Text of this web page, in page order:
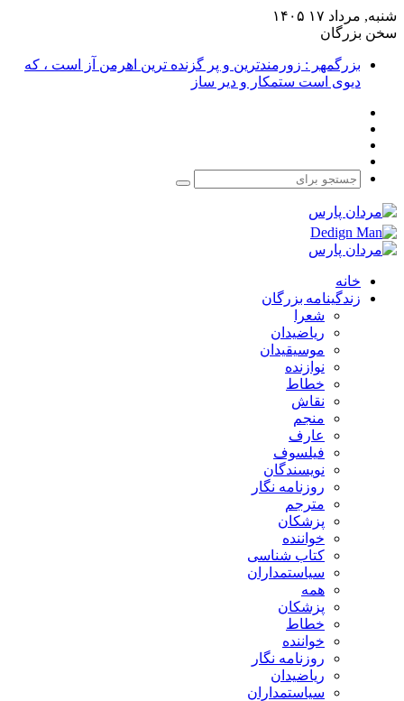
شنبه, مرداد ۱۷ ۱۴۰۵
سخن بزرگان
بزرگمهر : زورمندترین و پر گزنده ترین اهرمن آز است ، که
دیوی است ستمکار و دیر ساز
جستجو
خانه
زندگینامه بزرگان
شعرا
ریاضیدان
موسیقیدان
نوازنده
خطاط
نقاش
منجم
عارف
فیلسوف
نویسندگان
روزنامه نگار
مترجم
پزشکان
خواننده
کتاب شناسی
سیاستمداران
همه
پزشکان
خطاط
خواننده
روزنامه نگار
ریاضیدان
سیاستمداران